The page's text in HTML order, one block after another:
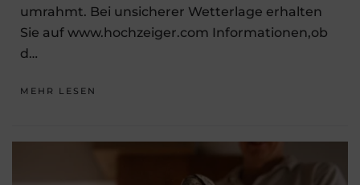
umrahmt. Bei unsicherer Wetterlage erhalten
Sie auf www.hochzeiger.com Informationen,ob
d…
MEHR LESEN